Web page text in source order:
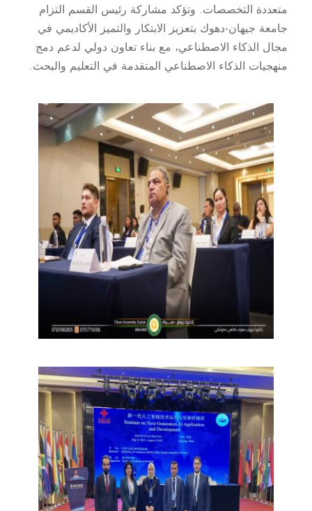
متعددة التخصصات. وتؤكد مشاركة رئيس القسم التزام
جامعة جيهان-دهوك بتعزيز الابتكار والتميز الأكاديمي في
مجال الذكاء الاصطناعي، مع بناء تعاون دولي لدعم دمج
منهجيات الذكاء الاصطناعي المتقدمة في التعليم والبحث.